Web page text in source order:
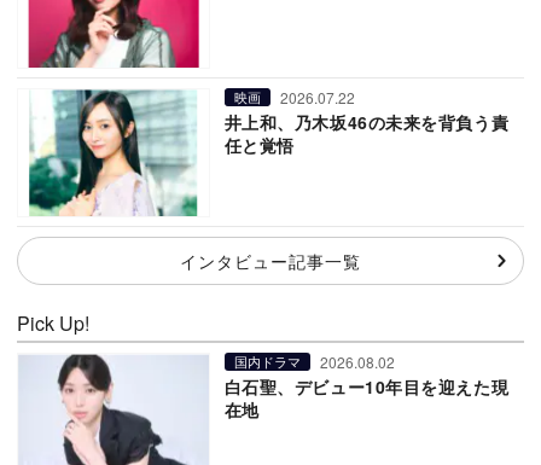
映画 2026.07.22
井上和、乃木坂46の未来を背負う責
任と覚悟
インタビュー記事一覧
Pick Up!
国内ドラマ 2026.08.02
白石聖、デビュー10年目を迎えた現
在地